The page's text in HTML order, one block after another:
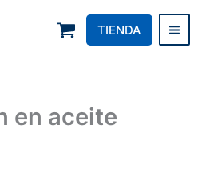
TIENDA
en aceite